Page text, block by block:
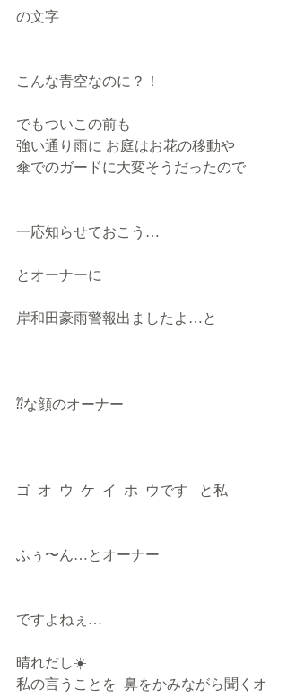
の文字
こんな青空なのに？！
でもついこの前も
強い通り雨に お庭はお花の移動や
傘でのガードに大変そうだったので
一応知らせておこう…
とオーナーに
岸和田豪雨警報出ましたよ…と
⁇な顔のオーナー
ゴ  オ  ウ  ケ  イ  ホ  ウです   と私
ふぅ〜ん…とオーナー
ですよねぇ…
晴れだし☀️
私の言うことを  鼻をかみながら聞くオ